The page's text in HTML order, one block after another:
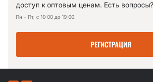
доступ к оптовым ценам. Есть
Пн – Пт, с 10:00 до 19:00.
РЕГИСТРАЦИЯ